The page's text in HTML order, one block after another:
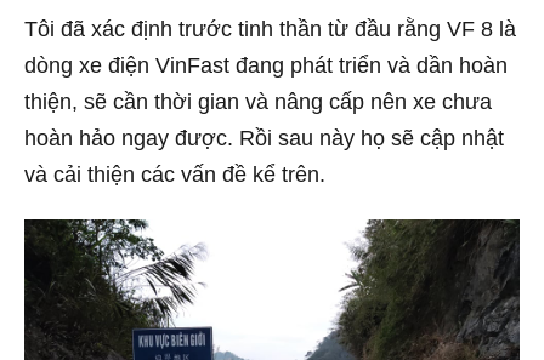
Tôi đã xác định trước tinh thần từ đầu rằng VF 8 là
dòng xe điện VinFast đang phát triển và dần hoàn
thiện, sẽ cần thời gian và nâng cấp nên xe chưa
hoàn hảo ngay được. Rồi sau này họ sẽ cập nhật
và cải thiện các vấn đề kể trên.